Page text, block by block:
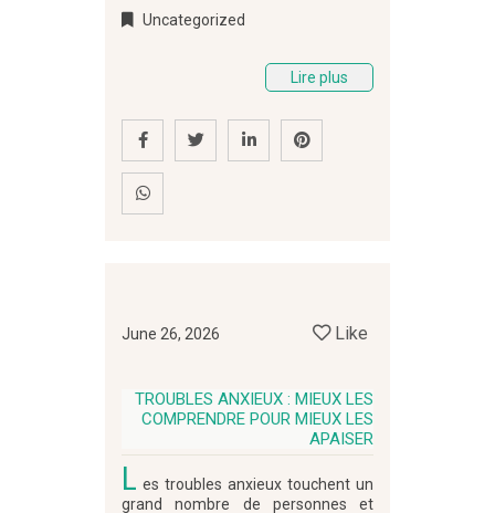
Uncategorized
Lire plus
June 26, 2026 Like
TROUBLES ANXIEUX : MIEUX LES
COMPRENDRE POUR MIEUX LES
APAISER
L es troubles anxieux touchent un
grand nombre de personnes et